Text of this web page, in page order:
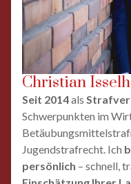
Christian
Seit 2014als
Schwerpunkten im
Jugendstrafrecht. Ich
persönlich – schnell,